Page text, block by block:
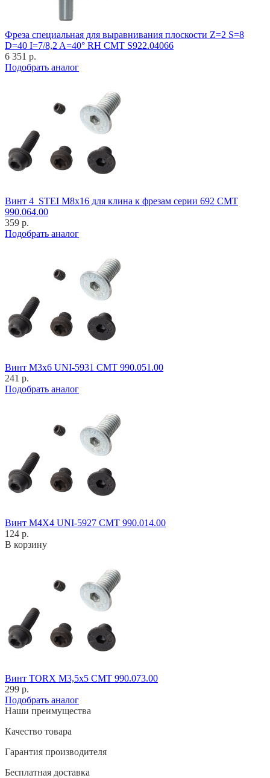
Фреза специальная для выравнивания плоскости Z=2 S=8
D=40 I=7/8,2 A=40° RH CMT S922.04066
6 351 р.
Подобрать аналог
Винт 4_STEI M8x16 для клина к фрезам серии 692 CMT
990.064.00
359 р.
Подобрать аналог
Винт M3x6 UNI-5931 CMT 990.051.00
241 р.
Подобрать аналог
Винт M4X4 UNI-5927 CMT 990.014.00
124 р.
В корзину
Винт TORX M3,5x5 CMT 990.073.00
299 р.
Подобрать аналог
Наши преимущества
Качество товара
Гарантия производителя
Бесплатная доставка